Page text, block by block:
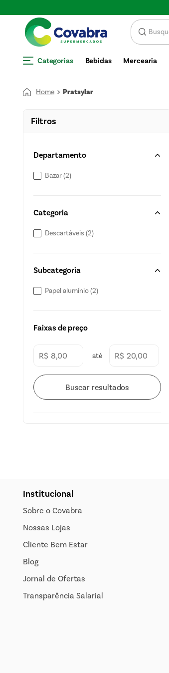
Categorias Bebidas Mercearia
Pratsylar
Filtros
Departamento
Bazar (2)
Categoria
Descartáveis (2)
Subcategoria
Papel alumínio (2)
Faixas de preço
R$ R$
Institucional
Sobre o Covabra
Nossas Lojas
Cliente Bem Estar
Blog
Jornal de Ofertas
Transparência Salarial